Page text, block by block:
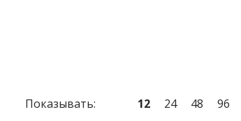
Показывать: 12 24 48 96